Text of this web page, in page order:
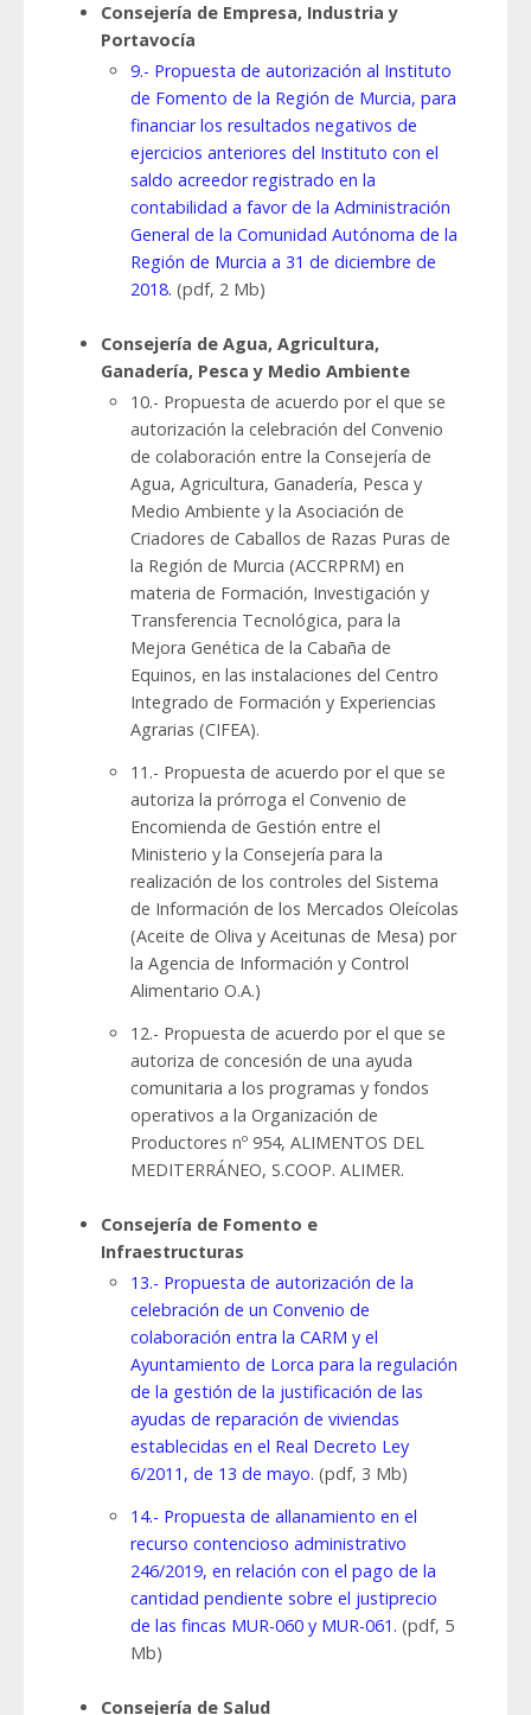
Consejería de Empresa, Industria y
Portavocía
9.- Propuesta de autorización al Instituto
de Fomento de la Región de Murcia, para
financiar los resultados negativos de
ejercicios anteriores del Instituto con el
saldo acreedor registrado en la
contabilidad a favor de la Administración
General de la Comunidad Autónoma de la
Región de Murcia a 31 de diciembre de
2018. (pdf, 2 Mb)
Consejería de Agua, Agricultura,
Ganadería, Pesca y Medio Ambiente
10.- Propuesta de acuerdo por el que se
autorización la celebración del Convenio
de colaboración entre la Consejería de
Agua, Agricultura, Ganadería, Pesca y
Medio Ambiente y la Asociación de
Criadores de Caballos de Razas Puras de
la Región de Murcia (ACCRPRM) en
materia de Formación, Investigación y
Transferencia Tecnológica, para la
Mejora Genética de la Cabaña de
Equinos, en las instalaciones del Centro
Integrado de Formación y Experiencias
Agrarias (CIFEA).
11.- Propuesta de acuerdo por el que se
autoriza la prórroga el Convenio de
Encomienda de Gestión entre el
Ministerio y la Consejería para la
realización de los controles del Sistema
de Información de los Mercados Oleícolas
(Aceite de Oliva y Aceitunas de Mesa) por
la Agencia de Información y Control
Alimentario O.A.)
12.- Propuesta de acuerdo por el que se
autoriza de concesión de una ayuda
comunitaria a los programas y fondos
operativos a la Organización de
Productores nº 954, ALIMENTOS DEL
MEDITERRÁNEO, S.COOP. ALIMER.
Consejería de Fomento e
Infraestructuras
13.- Propuesta de autorización de la
celebración de un Convenio de
colaboración entra la CARM y el
Ayuntamiento de Lorca para la regulación
de la gestión de la justificación de las
ayudas de reparación de viviendas
establecidas en el Real Decreto Ley
6/2011, de 13 de mayo. (pdf, 3 Mb)
14.- Propuesta de allanamiento en el
recurso contencioso administrativo
246/2019, en relación con el pago de la
cantidad pendiente sobre el justiprecio
de las fincas MUR-060 y MUR-061. (pdf, 5
Mb)
Consejería de Salud